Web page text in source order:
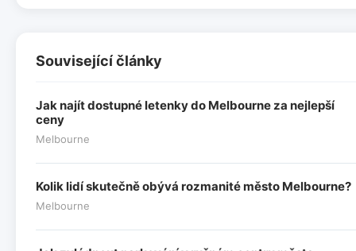
Související články
Jak najít dostupné letenky do Melbourne za nejlepší
ceny
Melbourne
Kolik lidí skutečně obývá rozmanité město Melbourne?
Melbourne